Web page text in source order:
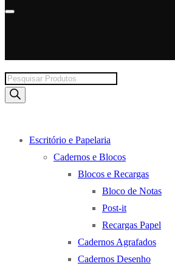
Products
search
Escritório e Papelaria
Cadernos e Blocos
Blocos e Recargas
Bloco de Notas
Post-it
Recargas Papel
Cadernos Agrafados
Cadernos Desenho